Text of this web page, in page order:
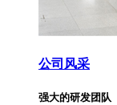
公司风采
强大的研发团队